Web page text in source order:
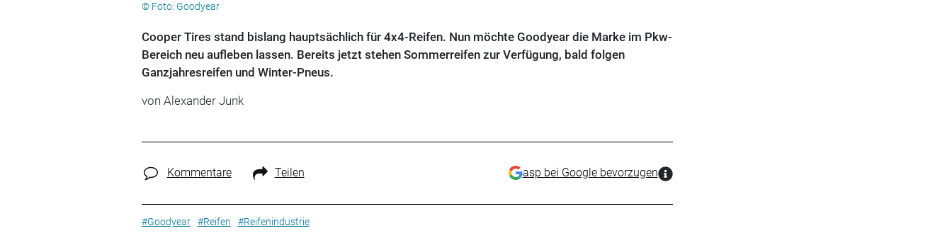
© Foto: Goodyear
Cooper Tires stand bislang hauptsächlich für 4x4-Reifen. Nun möchte Good­year die Marke im Pkw-
Bereich neu aufleben lassen. Bereits jetzt stehen Sommerreifen zur Verfügung, bald folgen
Ganzjahresreifen und Winter-Pneus.
von Alexander Junk
Kommentare Teilen asp bei Google bevorzugen
#Goodyear #Reifen #Reifenindustrie